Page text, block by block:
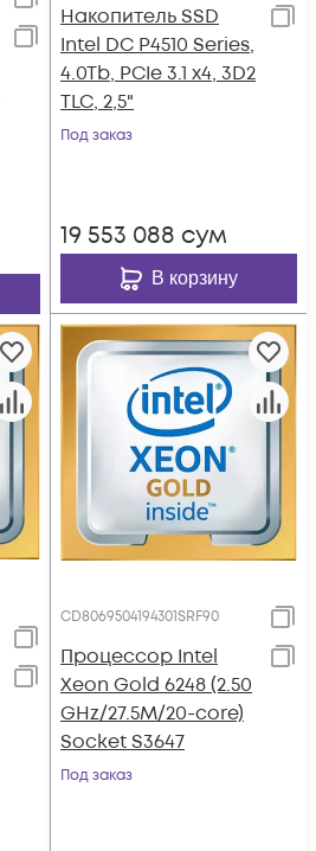
Накопитель SSD
Intel DC P4510 Series,
4.0Tb, PCIe 3.1 x4, 3D2
TLC, 2,5"
Под заказ
19 553 088 сум
В корзину
CD8069504194301SRF90
Процессор Intel
Xeon Gold 6248 (2.50
GHz/27.5M/20-core)
Socket S3647
Под заказ